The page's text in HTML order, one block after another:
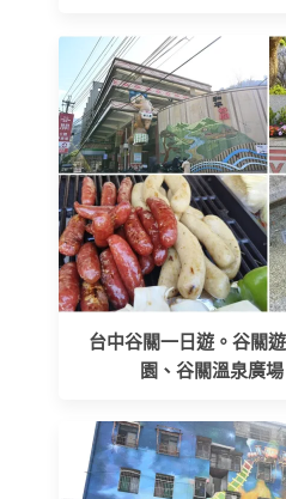
台中谷關一日遊。谷關
園、谷關溫泉廣